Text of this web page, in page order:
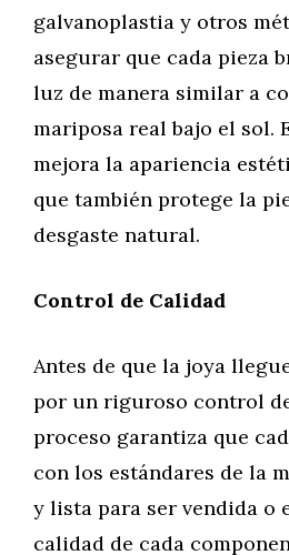
galvanoplastia y otros
asegurar que cada pieza
luz de manera similar a
mariposa real bajo el sol.
mejora la apariencia
que también protege la
desgaste natural.
Control de Calidad
Antes de que la joya
por un riguroso control
proceso garantiza que
con los estándares de la
y lista para ser vendida o
calidad de cada